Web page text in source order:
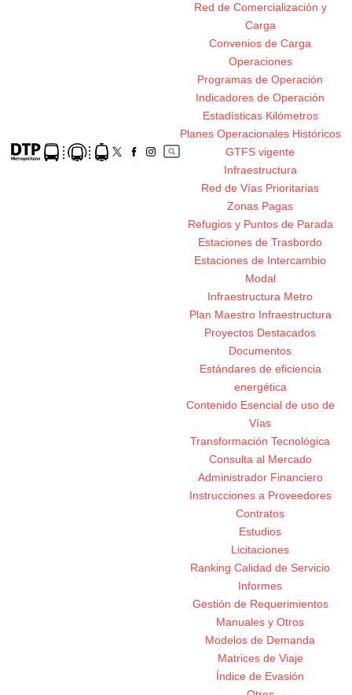
Red de Comercialización y
Carga
Convenios de Carga
Operaciones
Programas de Operación
Indicadores de Operación
Estadísticas Kilómetros
Planes Operacionales Históricos
GTFS vigente
Infraestructura
Red de Vías Prioritarias
Zonas Pagas
Refugios y Puntos de Parada
Estaciones de Trasbordo
Estaciones de Intercambio
Modal
Infraestructura Metro
Plan Maestro Infraestructura
Proyectos Destacados
Documentos
Estándares de eficiencia
energética
Contenido Esencial de uso de
Vías
Transformación Tecnológica
Consulta al Mercado
Administrador Financiero
Instrucciones a Proveedores
Contratos
Estudios
Licitaciones
Ranking Calidad de Servicio
Informes
Gestión de Requerimientos
Manuales y Otros
Modelos de Demanda
Matrices de Viaje
Índice de Evasión